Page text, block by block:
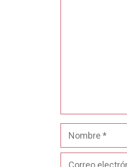
Nombre
Correo